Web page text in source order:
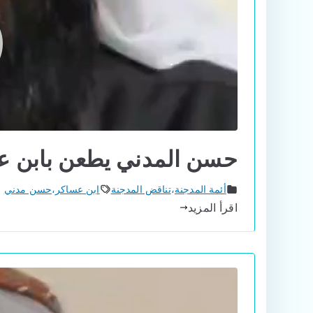
حسن المدني يطعن بابن
أئمة المدجنة،تناقض المدجنة ابن عساكر ،حسن مدني
اقرأ المزيد